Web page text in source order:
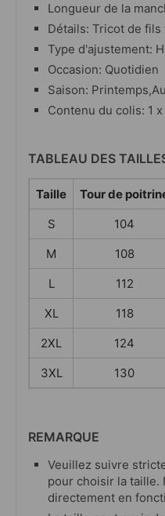
Longueur de la
Détails: Tricot de fils
Type d'ajustement:
Occasion: Quotidien
Saison:
Contenu du colis: 1
TABLEAU DES
Taille Tour de
S
104
M
108
L
112
XL
118
2XL
124
3XL
130
REMARQUE
Veuillez suivre
pour choisir la taille.
directement en